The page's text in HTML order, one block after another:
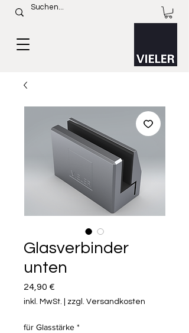
Glasverbinder
unten
24,90 €
inkl. MwSt. zzgl. Versandkosten
für Glasstärke *